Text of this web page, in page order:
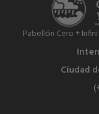
Pabellón Cero +
Ciudad